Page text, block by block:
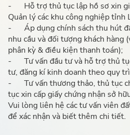
-
Hỗ trợ thủ tục lập hồ sơ xin
Quản lý các khu công nghiệp tỉnh
-
Áp dụng chính sách thu hút
nhu cầu và đối tượng khách hàng
phân kỳ & điều kiện thanh toán);
-
Tư vấn đầu tư và hỗ trợ thủ
tư, đăng kí kinh doanh theo quy
-
Tư vấn thương thảo, thủ tục
tục xin cấp giấy chứng nhận sở
Vui lòng liên hệ các tư vấn viên
để xác nhận và biết thêm chi tiết.